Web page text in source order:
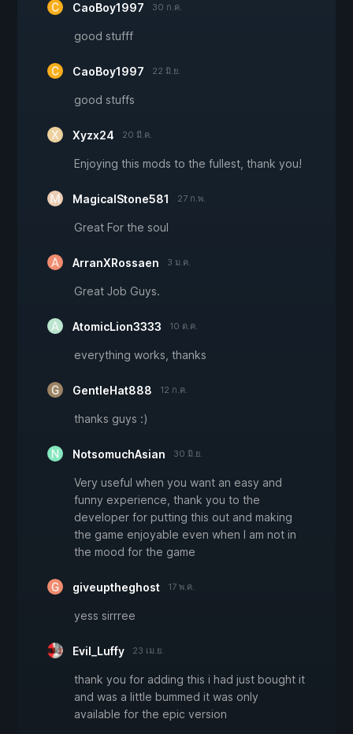
CaoBoy1997 30 ก.ค.
good stufff
CaoBoy1997 22 มิ.ย.
good stuffs
Xyzx24 20 มี.ค.
Enjoying this mods to the fullest, thank you!
MagicalStone581 27 ก.พ.
Great For the soul
ArranXRossaen 3 ม.ค.
Great Job Guys.
AtomicLion3333 10 ต.ค.
everything works, thanks
GentleHat888 12 ก.ค.
thanks guys :)
NotsomuchAsian 30 มิ.ย.
Very useful when you want an easy and
funny experience, thank you to the
developer for putting this out and making
the game enjoyable even when I am not in
the mood for the game
giveuptheghost 17 พ.ค.
yess sirrree
Evil_Luffy 23 เม.ย.
thank you for adding this i had just bought it
and was a little bummed it was only
available for the epic version